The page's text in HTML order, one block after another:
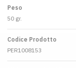
Peso
50 gr.
Codice Prodotto
PER1008153